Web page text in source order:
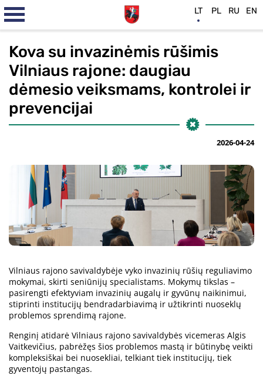
Kova su invazinėmis rūšimis
Vilniaus rajone: daugiau
dėmesio veiksmams, kontrolei ir
prevencijai
2026-04-24
Vilniaus rajono savivaldybėje vyko invazinių rūšių reguliavimo
mokymai, skirti seniūnijų specialistams. Mokymų tikslas –
pasirengti efektyviam invazinių augalų ir gyvūnų naikinimui,
stiprinti institucijų bendradarbiavimą ir užtikrinti nuoseklų
problemos sprendimą rajone.
Renginį atidarė Vilniaus rajono savivaldybės vicemeras Algis
Vaitkevičius, pabrėžęs šios problemos mastą ir būtinybę veikti
kompleksiškai bei nuosekliai, telkiant tiek institucijų, tiek
gyventojų pastangas.
LT PL RU EN